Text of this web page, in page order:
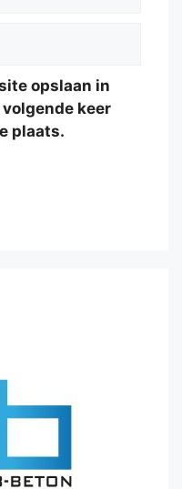
opslaan in
keer
plaats.